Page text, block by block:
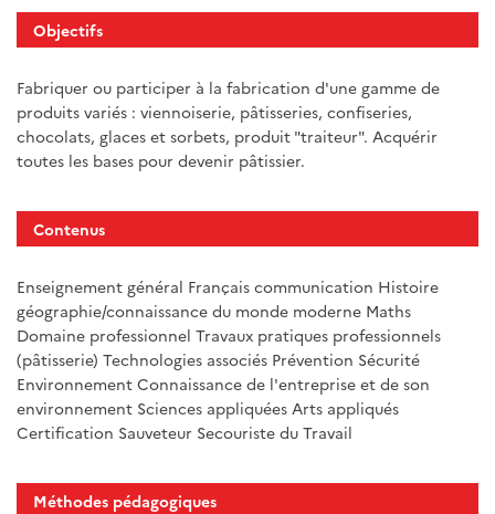
Objectifs
Fabriquer ou participer à la fabrication d'une gamme de
produits variés : viennoiserie, pâtisseries, confiseries,
chocolats, glaces et sorbets, produit "traiteur". Acquérir
toutes les bases pour devenir pâtissier.
Contenus
Enseignement général Français communication Histoire
géographie/connaissance du monde moderne Maths
Domaine professionnel Travaux pratiques professionnels
(pâtisserie) Technologies associés Prévention Sécurité
Environnement Connaissance de l'entreprise et de son
environnement Sciences appliquées Arts appliqués
Certification Sauveteur Secouriste du Travail
Méthodes pédagogiques